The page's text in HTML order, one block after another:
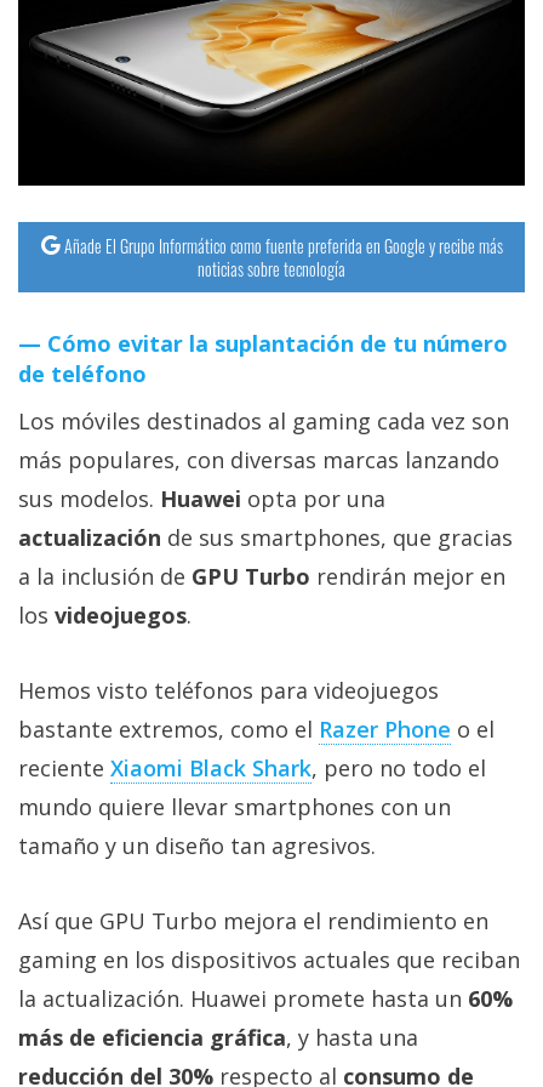
Operadores
y
Tutoriales
Ciberseguridad
Sistemas
operativos
Profesional
+
Más
temas
Foros
Contacto
Sobre
/
Publicidad
/
Cambiar
opciones
de
Añade El Grupo Informático como fuente preferida en Google y recibe más
noticias sobre tecnología
Cómo evitar la suplantación de tu número
de teléfono
Los móviles destinados al gaming cada vez son
más populares, con diversas marcas lanzando
sus modelos. Huawei opta por una
actualización de sus smartphones, que gracias
a la inclusión de GPU Turbo rendirán mejor en
los videojuegos.
Hemos visto teléfonos para videojuegos
bastante extremos, como el Razer Phone o el
reciente Xiaomi Black Shark, pero no todo el
mundo quiere llevar smartphones con un
tamaño y un diseño tan agresivos.
Así que GPU Turbo mejora el rendimiento en
gaming en los dispositivos actuales que reciban
la actualización. Huawei promete hasta un 60%
más de eficiencia gráfica, y hasta una
reducción del 30% respecto al consumo de